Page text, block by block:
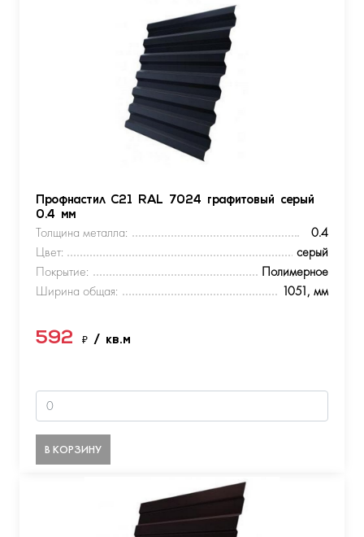
Профнастил С21 RAL 7024 графитовый серый
0.4 мм
Толщина металла:
0.4
Цвет:
серый
Покрытие:
Полимерное
Ширина общая:
1051, мм
592 ₽ / кв.м
В КОРЗИНУ